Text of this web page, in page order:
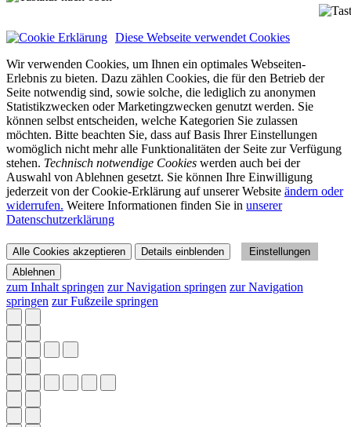
Diese Webseite verwendet Cookies
Wir verwenden Cookies, um Ihnen ein optimales Webseiten-
Erlebnis zu bieten. Dazu zählen Cookies, die für den Betrieb der
Seite notwendig sind, sowie solche, die lediglich zu anonymen
Statistikzwecken oder Marketingzwecken genutzt werden. Sie
können selbst entscheiden, welche Kategorien Sie zulassen
möchten. Bitte beachten Sie, dass auf Basis Ihrer Einstellungen
womöglich nicht mehr alle Funktionalitäten der Seite zur Verfügung
stehen. Technisch notwendige Cookies werden auch bei der
Auswahl von Ablehnen gesetzt. Sie können Ihre Einwilligung
jederzeit von der Cookie-Erklärung auf unserer Website ändern oder
widerrufen. Weitere Informationen finden Sie in unserer
Datenschutzerklärung
Alle Cookies akzeptieren Details einblenden
Einstellungen
Ablehnen
zum Inhalt springen zur Navigation springen zur Navigation
springen zur Fußzeile springen